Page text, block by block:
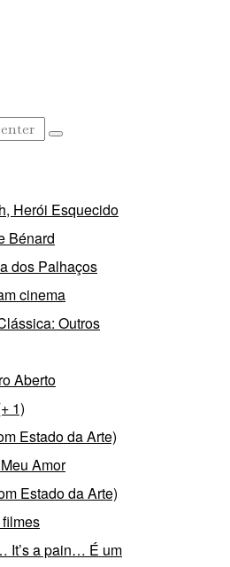
Herói Esquecido
Bénard
dos Palhaços
cinema
Outros
Aberto
1)
Estado da Arte)
Amor
Estado da Arte)
It’s a pain… É um